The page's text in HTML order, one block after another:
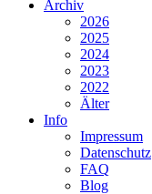
Archiv
2026
2025
2024
2023
2022
Älter
Info
Impressum
Datenschutz
FAQ
Blog